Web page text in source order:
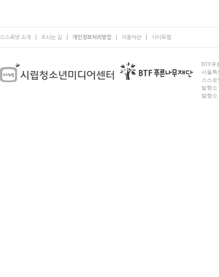
스스로넷 소개 오시는 길 개인정보처리방침 이용약관 사이트맵
BTF푸
서울
스스로
발행소
발행소